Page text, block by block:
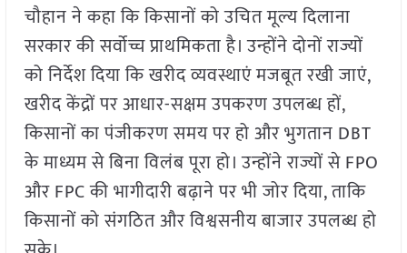
चौहान ने कहा कि किसानों को उचित मूल्य दिलाना
सरकार की सर्वोच्च प्राथमिकता है। उन्होंने दोनों राज्यों
को निर्देश दिया कि खरीद व्यवस्थाएं मजबूत रखी जाएं,
खरीद केंद्रों पर आधार-सक्षम उपकरण उपलब्ध हों,
किसानों का पंजीकरण समय पर हो और भुगतान DBT
के माध्यम से बिना विलंब पूरा हो। उन्होंने राज्यों से FPO
और FPC की भागीदारी बढ़ाने पर भी जोर दिया, ताकि
किसानों को संगठित और विश्वसनीय बाजार उपलब्ध हो